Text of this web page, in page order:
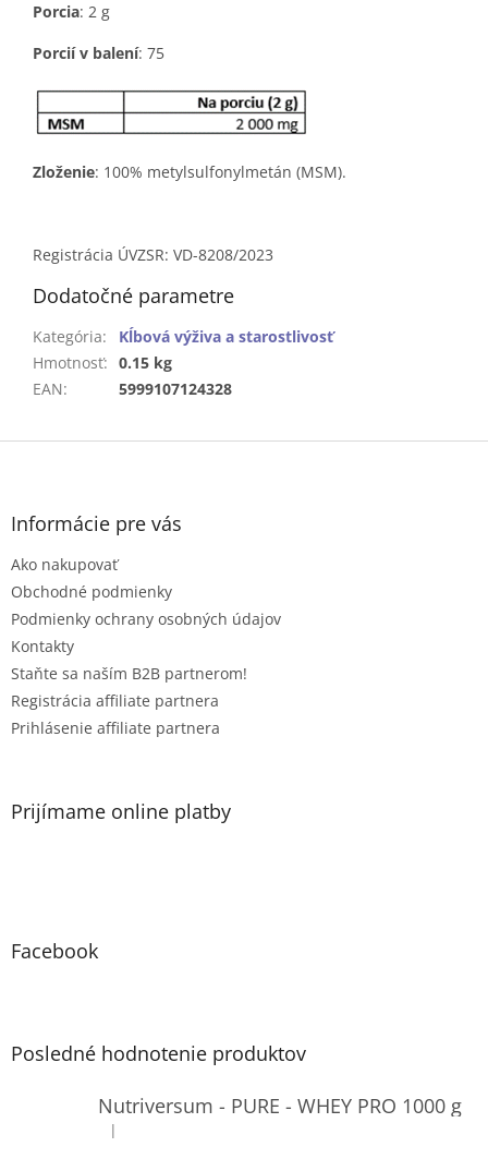
Porcia: 2 g
Porcií v balení: 75
Zloženie: 100% metylsulfonylmetán (MSM).
Registrácia ÚVZSR: VD-8208/2023
Dodatočné parametre
Kategória:
Kĺbová výživa a starostlivosť
Hmotnosť: 0.15 kg
EAN: 5999107124328
Z
Informácie pre vás
Ako nakupovať
Obchodné podmienky
Podmienky ochrany osobných údajov
Kontakty
Staňte sa naším B2B partnerom!
Registrácia affiliate partnera
Prihlásenie affiliate partnera
Prijímame online platby
Facebook
Posledné hodnotenie produktov
Nutriversum - PURE - WHEY PRO 1000 g
Hodnotenie produktu je 4 z 5 hviezdičiek.
|